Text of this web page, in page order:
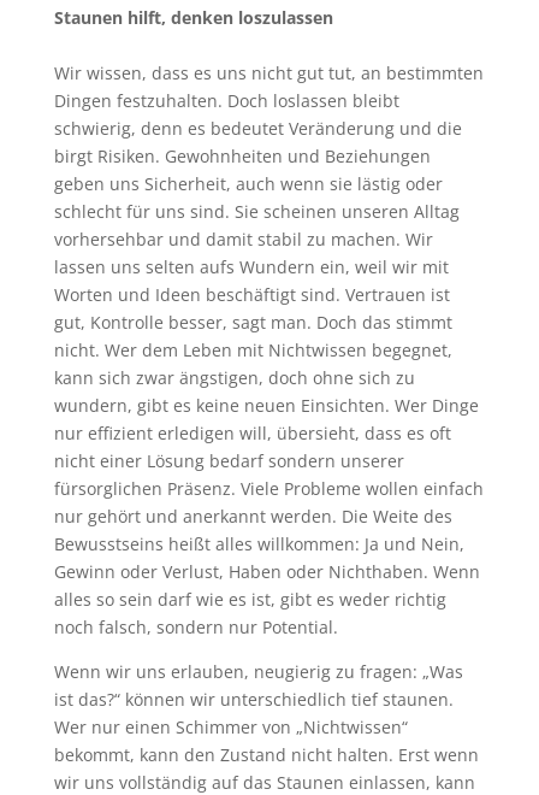
Staunen hilft, denken loszulassen
Wir wissen, dass es uns nicht gut tut, an bestimmten
Dingen festzuhalten. Doch loslassen bleibt
schwierig, denn es bedeutet Veränderung und die
birgt Risiken. Gewohnheiten und Beziehungen
geben uns Sicherheit, auch wenn sie lästig oder
schlecht für uns sind. Sie scheinen unseren Alltag
vorhersehbar und damit stabil zu machen. Wir
lassen uns selten aufs Wundern ein, weil wir mit
Worten und Ideen beschäftigt sind. Vertrauen ist
gut, Kontrolle besser, sagt man. Doch das stimmt
nicht. Wer dem Leben mit Nichtwissen begegnet,
kann sich zwar ängstigen, doch ohne sich zu
wundern, gibt es keine neuen Einsichten. Wer Dinge
nur effizient erledigen will, übersieht, dass es oft
nicht einer Lösung bedarf sondern unserer
fürsorglichen Präsenz. Viele Probleme wollen einfach
nur gehört und anerkannt werden. Die Weite des
Bewusstseins heißt alles willkommen: Ja und Nein,
Gewinn oder Verlust, Haben oder Nichthaben. Wenn
alles so sein darf wie es ist, gibt es weder richtig
noch falsch, sondern nur Potential.
Wenn wir uns erlauben, neugierig zu fragen: „Was
ist das?“ können wir unterschiedlich tief staunen.
Wer nur einen Schimmer von „Nichtwissen“
bekommt, kann den Zustand nicht halten. Erst wenn
wir uns vollständig auf das Staunen einlassen, kann